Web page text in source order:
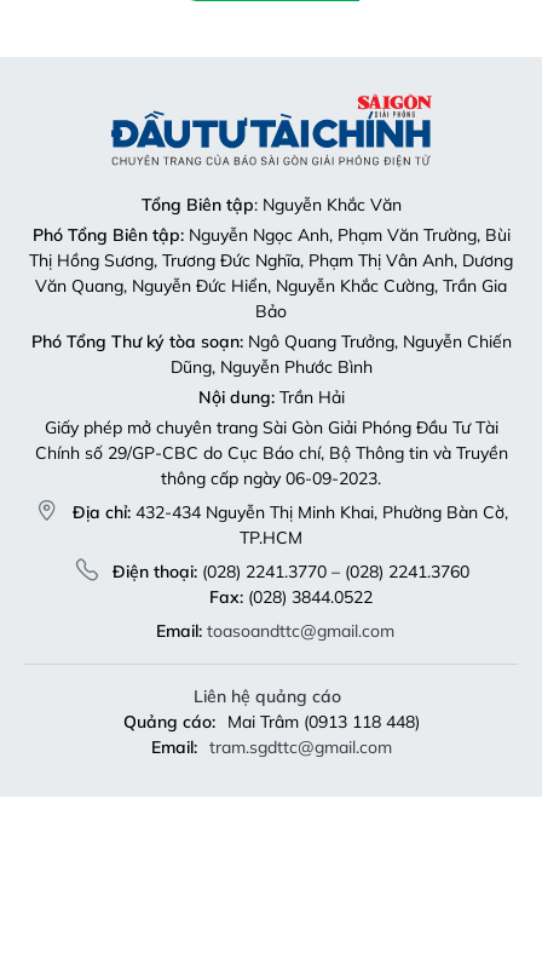
Tổng Biên tập: Nguyễn Khắc Văn
Phó Tổng Biên tập:Nguyễn Ngọc Anh, Phạm Văn Trường, Bùi
Thị Hồng Sương, Trương Đức Nghĩa, Phạm Thị Vân Anh, Dương
Văn Quang, Nguyễn Đức Hiển, Nguyễn Khắc Cường, Trần Gia
Bảo
Phó Tổng Thư ký tòa soạn:Ngô Quang Trưởng, Nguyễn Chiến
Dũng, Nguyễn Phước Bình
Nội dung:Trần Hải
Giấy phép mở chuyên trang Sài Gòn Giải Phóng Đầu Tư Tài
Chính số 29/GP-CBC do Cục Báo chí, Bộ Thông tin và Truyền
thông cấp ngày 06-09-2023.
Địa chỉ: 432-434 Nguyễn Thị Minh Khai, Phường Bàn Cờ,
TP.HCM
Điện thoại:(028) 2241.3770 – (028) 2241.3760
Fax:(028) 3844.0522
Email: toasoandttc@gmail.com
Liên hệ quảng cáo
Quảng cáo:
Mai Trâm (0913 118 448)
Email: tram.sgdttc@gmail.com